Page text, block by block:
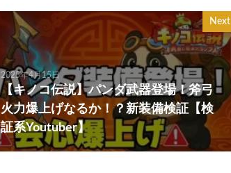
Next
2025年4月15日
【キノコ伝説】パンダ武器登場！斧弓
火力爆上げなるか！？新装備検証【検
証系Youtuber】